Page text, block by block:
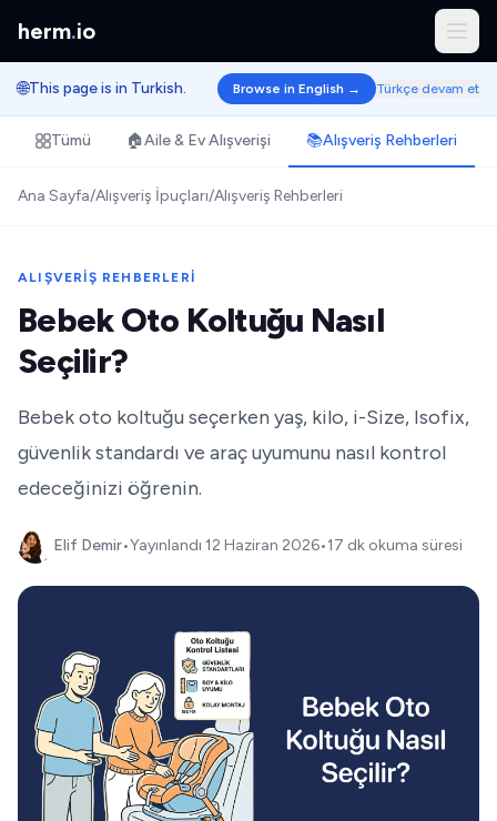
herm.io
🌐This page is in Turkish. Browse in English → Türkçe devam et
Tümü 🏠Aile & Ev Alışverişi 📚Alışveriş Rehberleri
Ana Sayfa/Alışveriş İpuçları/Alışveriş Rehberleri
ALIŞVERIŞ REHBERLERI
Bebek Oto Koltuğu Nasıl
Seçilir?
Bebek oto koltuğu seçerken yaş, kilo, i-Size, Isofix,
güvenlik standardı ve araç uyumunu nasıl kontrol
edeceğinizi öğrenin.
Elif Demir•Yayınlandı 12 Haziran 2026•17 dk okuma süresi